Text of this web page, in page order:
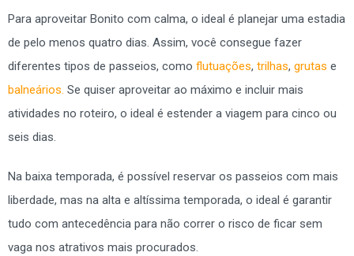
Para aproveitar Bonito com calma, o ideal é planejar uma estadia
de pelo menos quatro dias. Assim, você consegue fazer
diferentes tipos de passeios, como flutuações, trilhas, grutas e
balneários. Se quiser aproveitar ao máximo e incluir mais
atividades no roteiro, o ideal é estender a viagem para cinco ou
seis dias.
Na baixa temporada, é possível reservar os passeios com mais
liberdade, mas na alta e altíssima temporada, o ideal é garantir
tudo com antecedência para não correr o risco de ficar sem
vaga nos atrativos mais procurados.